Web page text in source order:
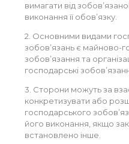
вимагати від
виконання її обов’язку.
2. Основними видами
зобов’язань є майново-
зобов’язання та
господарські
3. Сторони можуть за
конкретизувати або
господарського
його виконання, якщо
встановлено інше.